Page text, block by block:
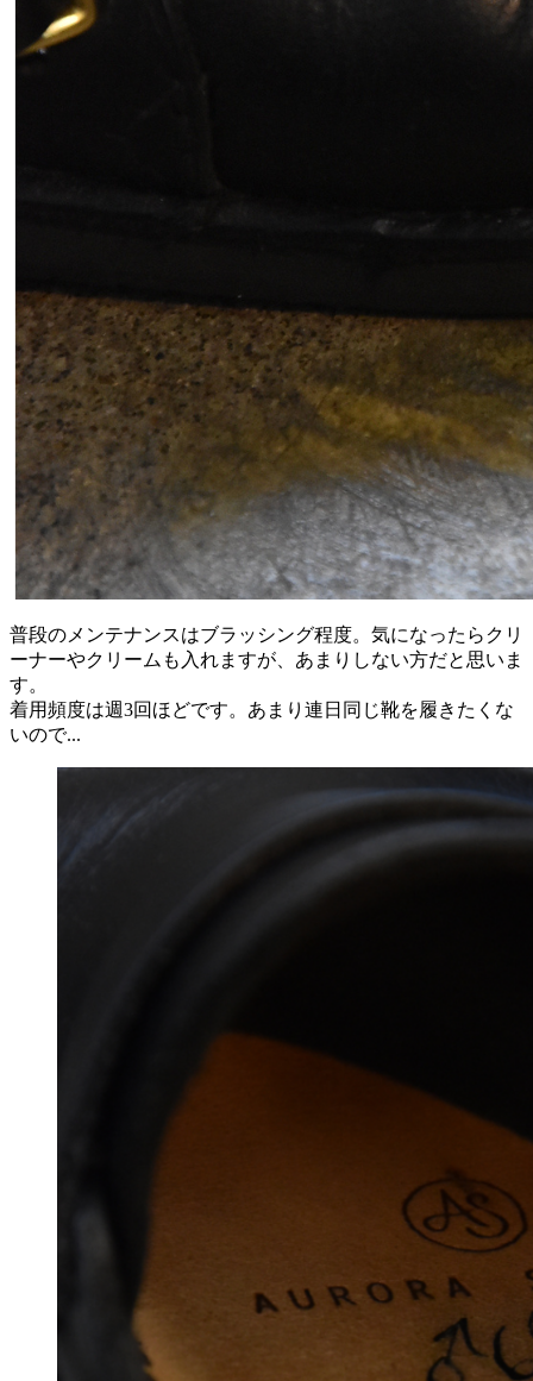
普段のメンテナンスはブラッシング程度。気になったらクリ
ーナーやクリームも入れますが、あまりしない方だと思いま
す。
着用頻度は週3回ほどです。あまり連日同じ靴を履きたくな
いので...